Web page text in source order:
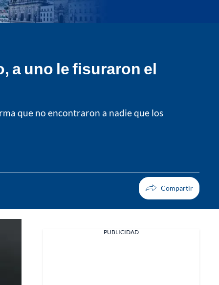
a uno le fisuraron el
que no encontraron a nadie que los
PUBLICIDAD